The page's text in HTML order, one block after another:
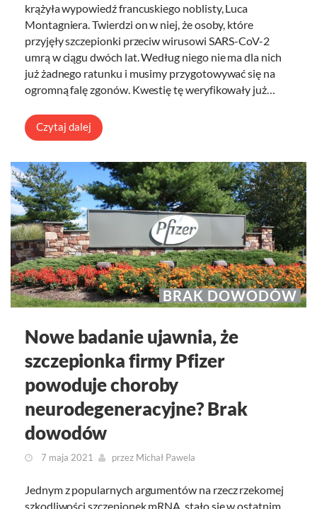
krążyła wypowiedź francuskiego noblisty, Luca
Montagniera. Twierdzi on w niej, że osoby, które
przyjęły szczepionki przeciw wirusowi SARS-CoV-2
umrą w ciągu dwóch lat. Według niego nie ma dla nich
już żadnego ratunku i musimy przygotowywać się na
ogromną falę zgonów. Kwestię tę weryfikowały już…
Czytaj dalej
BRAK DOWODÓW
Nowe badanie ujawnia, że
szczepionka firmy Pfizer
powoduje choroby
neurodegeneracyjne? Brak
dowodów
7 maja 2021 przez Michał Pawela
Jednym z popularnych argumentów na rzecz rzekomej
szkodliwości szczepionek mRNA, stało się w ostatnim